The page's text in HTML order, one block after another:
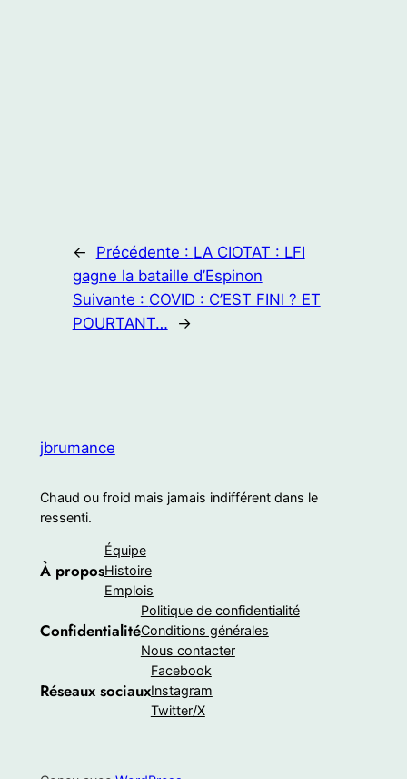
← Précédente : LA CIOTAT : LFI
gagne la bataille d’Espinon
Suivante : COVID : C’EST FINI ? ET
POURTANT…
→
jbrumance
Chaud ou froid mais jamais indifférent dans le
ressenti.
À propos
Équipe
Histoire
Emplois
Confidentialité
Politique de confidentialité
Conditions générales
Nous contacter
Réseaux sociaux
Facebook
Instagram
Twitter/X